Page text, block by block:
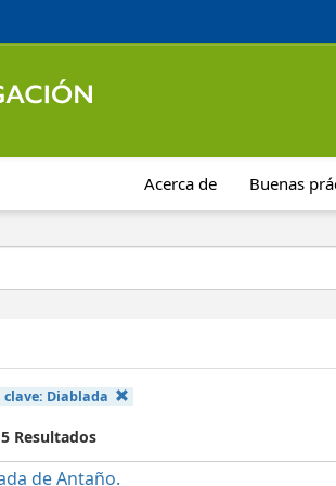
Acerca de Buenas
Diablada
Resultados
de Antaño.